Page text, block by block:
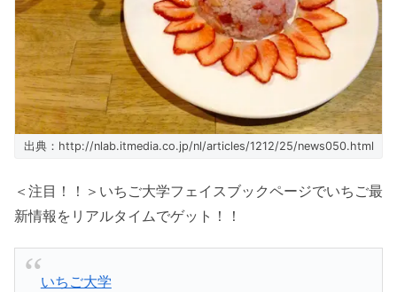
出典：http://nlab.itmedia.co.jp/nl/articles/1212/25/news050.html
＜注目！！＞いちご大学フェイスブックページでいちご最
新情報をリアルタイムでゲット！！
いちご大学